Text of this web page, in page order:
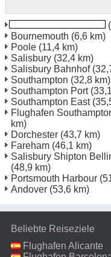
Bournemouth (6,6 km)
Poole (11,4 km)
Salisbury (32,4 km)
Salisbury Bahnhof
Southampton (32,8 km)
Southampton Port
Southampton East
Flughafen
km)
Dorchester (43,7 km)
Fareham (46,1 km)
Salisbury Shipton
(48,9 km)
Portsmouth Harbour
Andover (53,6 km)
Beliebte Reiseziele
Flughafen Alicante